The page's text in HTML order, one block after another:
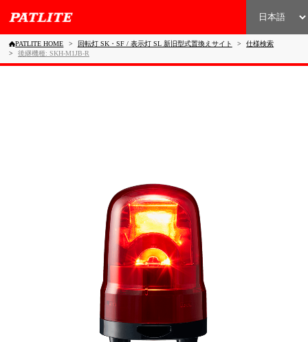
PATLITE HOME 回転灯 SK・SF / 表示灯 SL 新旧型式置換えサイト
仕様検索
後継機種: SKH-M1JB-R